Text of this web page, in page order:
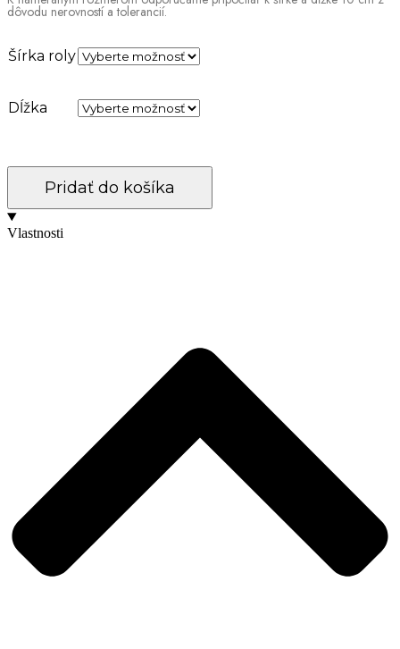
dôvodu nerovností a tolerancií.
Šírka roly
Dĺžka
Pridať do košíka
Vlastnosti